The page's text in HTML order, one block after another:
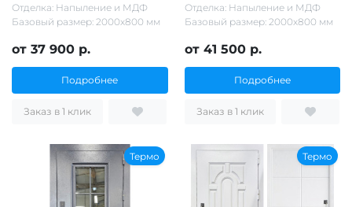
Отделка: Напыление и МДФ
Базовый размер: 2000х800 мм
от 37 900 р.
Подробнее
Заказ в 1 клик
Отделка: Напыление и МДФ
Базовый размер: 2000х800 мм
от 41 500 р.
Подробнее
Заказ в 1 клик
Термо Термо